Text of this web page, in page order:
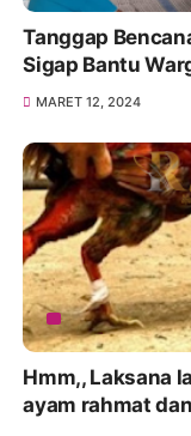
Tanggap
Sigap Bantu
MARET 12, 2024
Hmm,, Laksana
ayam rahmat